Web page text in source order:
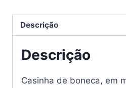
Descrição
Descrição
Casinha de boneca, em